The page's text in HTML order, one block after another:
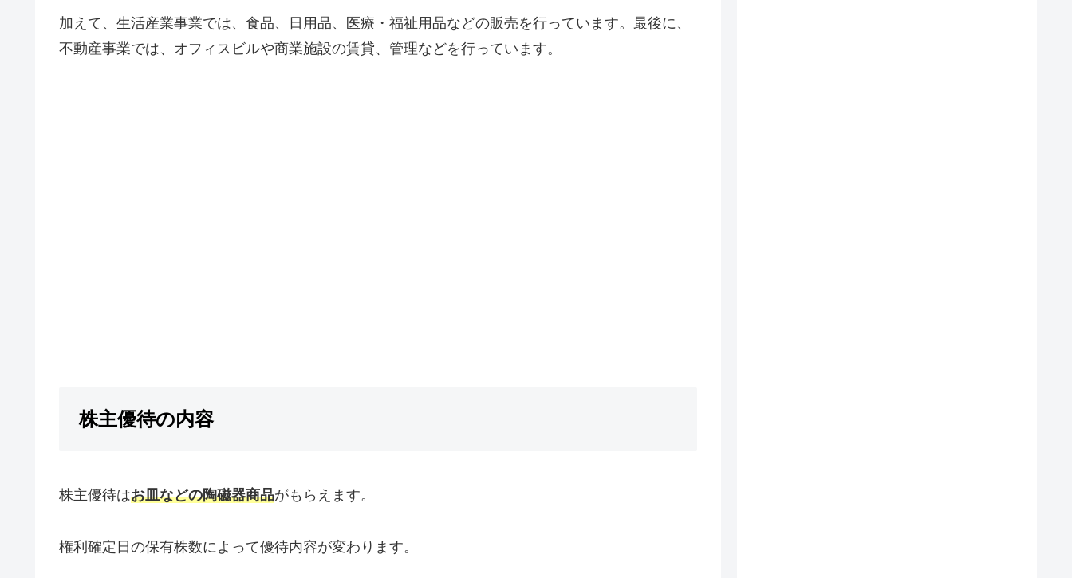
加えて、生活産業事業では、食品、日用品、医療・福祉用品などの販売を行っています。最後に、
不動産事業では、オフィスビルや商業施設の賃貸、管理などを行っています。
株主優待の内容
株主優待はお皿などの陶磁器商品がもらえます。
権利確定日の保有株数によって優待内容が変わります。